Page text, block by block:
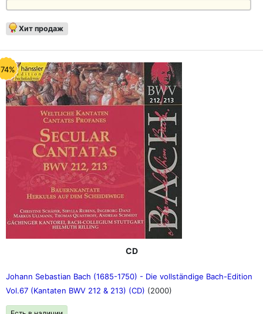
Хит продаж
CD
Johann Sebastian Bach (1685-1750) - Die vollständige Bach-Edition
Vol.67 (Kantaten BWV 212 & 213) (CD) (2000)